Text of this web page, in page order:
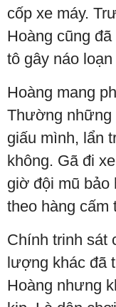
cốp xe máy.
Hoàng cũng
tô gây náo
Hoàng mang
Thường những
giấu mình, lẩn
không. Gã đi
giờ đội mũ bảo
theo hàng cấm
Chính trinh sát
lượng khác đã
Hoàng nhưng